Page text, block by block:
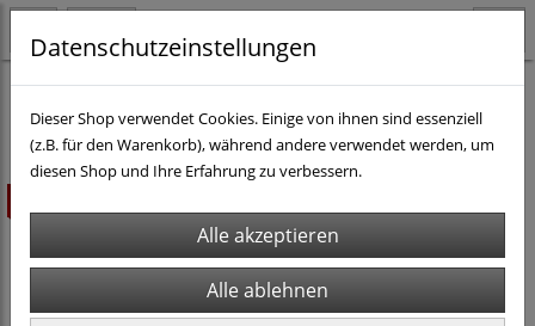
Datenschutzeinstellungen
Dieser Shop verwendet Cookies. Einige von ihnen sind essenziell
(z.B. für den Warenkorb), während andere verwendet werden, um
diesen Shop und Ihre Erfahrung zu verbessern.